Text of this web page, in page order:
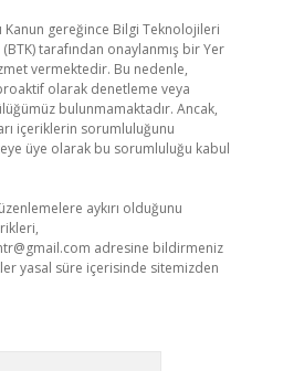
Kanun gereğince Bilgi Teknolojileri
tarafından onaylanmış bir Yer
vermektedir. Bu nedenle,
olarak denetleme veya
bulunmamaktadır. Ancak,
içeriklerin sorumluluğunu
üye olarak bu sorumluluğu kabul
aykırı olduğunu
adresine bildirmeniz
yasal süre içerisinde sitemizden